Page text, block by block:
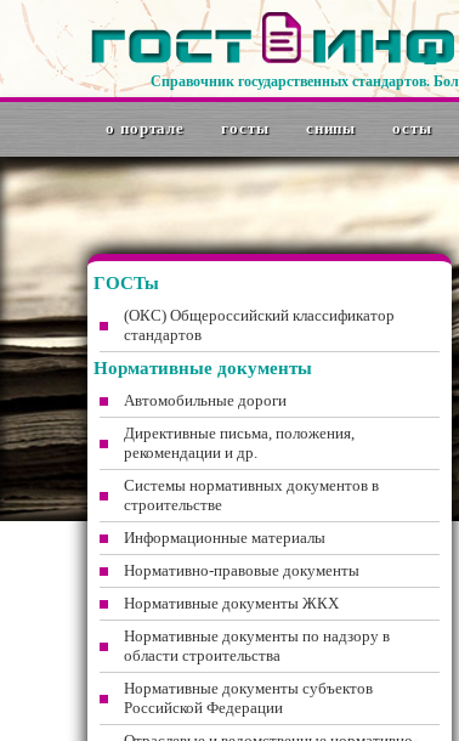
Справочник государственных стандартов.
о портале госты снипы осты
ГОСТы
(ОКС) Общероссийский классификатор
стандартов
Нормативные документы
Автомобильные дороги
Директивные письма, положения,
рекомендации и др.
Системы нормативных документов в
строительстве
Информационные материалы
Нормативно-правовые документы
Нормативные документы ЖКХ
Нормативные документы по надзору в
области строительства
Нормативные документы субъектов
Российской Федерации